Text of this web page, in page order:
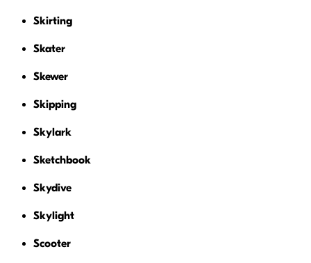
Skirting
Skater
Skewer
Skipping
Skylark
Sketchbook
Skydive
Skylight
Scooter